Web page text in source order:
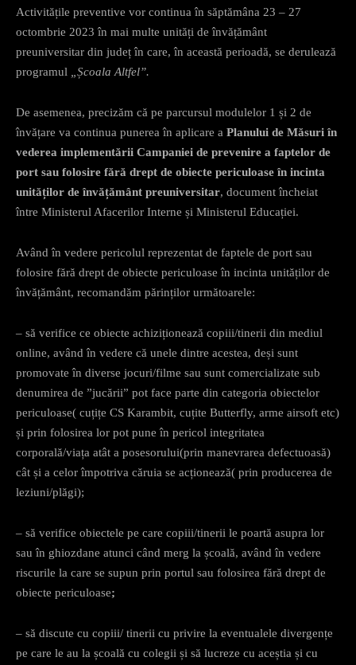
Activitățile preventive vor continua în săptămâna 23 – 27
octombrie 2023 în mai multe unități de învățământ
preuniversitar din județ în care, în această perioadă, se derulează
programul
„Școala Altfel”.
De asemenea, precizăm că pe parcursul modulelor 1 și 2 de
învățare va continua punerea în aplicare a Planului de Măsuri în
vederea implementării Campaniei de prevenire a faptelor de
port sau folosire fără drept de obiecte periculoase în incinta
unităților de învățământ preuniversitar, document încheiat
între Ministerul Afacerilor Interne și Ministerul Educației.
Având în vedere pericolul reprezentat de faptele de port sau
folosire fără drept de obiecte periculoase în incinta unităților de
învățământ, recomandăm părinților următoarele:
– să verifice ce obiecte achiziționează copiii/tinerii din mediul
online, având în vedere că unele dintre acestea, deși sunt
promovate în diverse jocuri/filme sau sunt comercializate sub
denumirea de ”jucării” pot face parte din categoria obiectelor
periculoase( cuțițe CS Karambit, cuțite Butterfly, arme airsoft etc)
și prin folosirea lor pot pune în pericol integritatea
corporală/viața atât a posesorului(prin manevrarea defectuoasă)
cât și a celor împotriva căruia se acționează( prin producerea de
leziuni/plăgi);
– să verifice obiectele pe care copiii/tinerii le poartă asupra lor
sau în ghiozdane atunci când merg la școală, având în vedere
riscurile la care se supun prin portul sau folosirea fără drept de
obiecte periculoase;
– să discute cu copiii/ tinerii cu privire la eventualele divergențe
pe care le au la școală cu colegii și să lucreze cu aceștia și cu